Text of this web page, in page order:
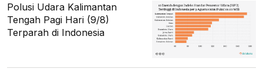
Polusi Udara Kalimantan
Tengah Pagi Hari (9/8)
Terparah di Indonesia